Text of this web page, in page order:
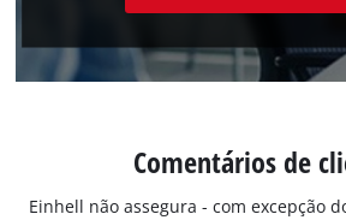
Comentários de
Einhell não assegura - com excepção